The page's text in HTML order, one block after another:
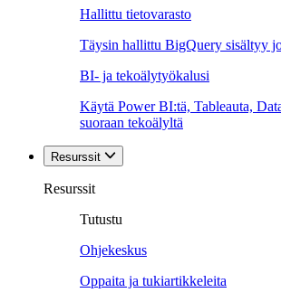
Hallittu tietovarasto
Täysin hallittu BigQuery sisältyy
BI- ja tekoälytyökalusi
Käytä Power BI:tä, Tableauta,
suoraan tekoälyltä
Resurssit
Resurssit
Tutustu
Ohjekeskus
Oppaita ja tukiartikkeleita